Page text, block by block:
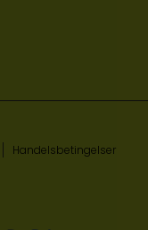
Handelsbetingelser